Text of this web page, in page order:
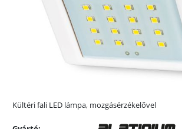
Kültéri fali LED lámpa, mozgásérzékelővel